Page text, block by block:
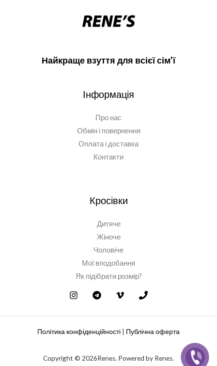
Найкраще взуття для всієї сім'ї
Інформація
Про нас
Обмін і повернення
Оплата і доставка
Контакти
Кросівки
Дитяче
Жіноче
Чоловіче
Мої вподобання
Як підібрати розмір?
Політика конфіденційності Публічна оферта
Copyright © 2026Renes. Powered by Renes.